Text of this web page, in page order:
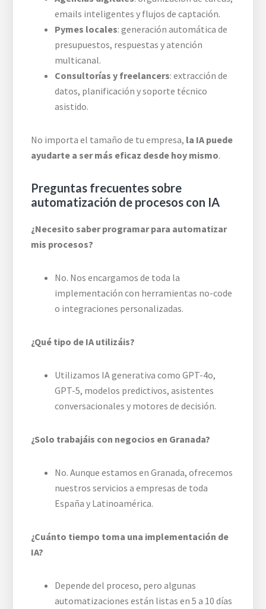
emails inteligentes y flujos de captación.
Pymes locales: generación automática de
presupuestos, respuestas y atención
multicanal.
Consultorías y freelancers: extracción de
datos, planificación y soporte técnico
asistido.
No importa el tamaño de tu empresa, la IA puede
ayudarte a ser más eficaz desde hoy mismo.
Preguntas frecuentes sobre
automatización de procesos con IA
¿Necesito saber programar para automatizar
mis procesos?
No. Nos encargamos de toda la
implementación con herramientas no-code
o integraciones personalizadas.
¿Qué tipo de IA utilizáis?
Utilizamos IA generativa como GPT-4o,
GPT-5, modelos predictivos, asistentes
conversacionales y motores de decisión.
¿Solo trabajáis con negocios en Granada?
No. Aunque estamos en Granada, ofrecemos
nuestros servicios a empresas de toda
España y Latinoamérica.
¿Cuánto tiempo toma una implementación de
IA?
Depende del proceso, pero algunas
automatizaciones están listas en 5 a 10 días